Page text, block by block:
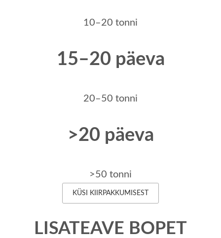
10–20 tonni
15–20 päeva
20–50 tonni
>20 päeva
>50 tonni
KÜSI KIIRPAKKUMISEST
LISATEAVE BOPET